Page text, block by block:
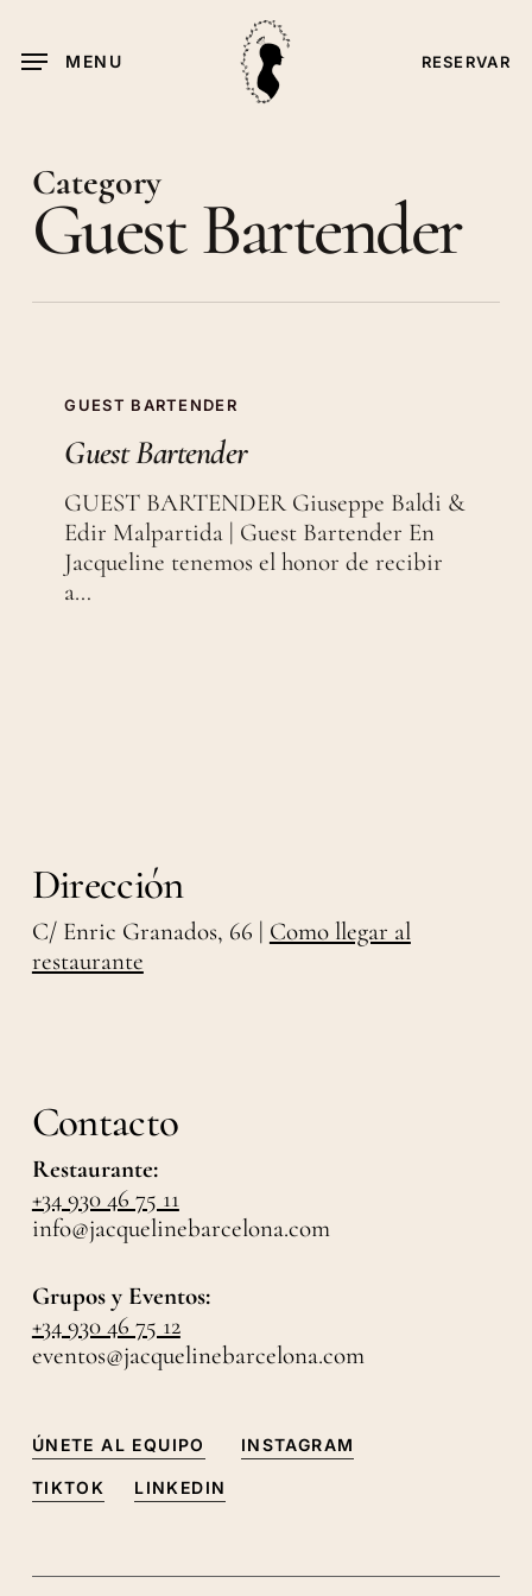
main
RESERVAR
MENU
Category
Guest Bartender
Bartender
GUEST BARTENDER
Guest Bartender
GUEST BARTENDER Giuseppe Baldi &
Edir Malpartida | Guest Bartender En
Jacqueline tenemos el honor de recibir
a…
Dirección
C/ Enric Granados, 66 | Como llegar al
restaurante
Contacto
Restaurante:
+34 930 46 75 11
info@jacquelinebarcelona.com
Grupos y Eventos:
+34 930 46 75 12
eventos@jacquelinebarcelona.com
ÚNETE AL EQUIPO INSTAGRAM
TIKTOK LINKEDIN